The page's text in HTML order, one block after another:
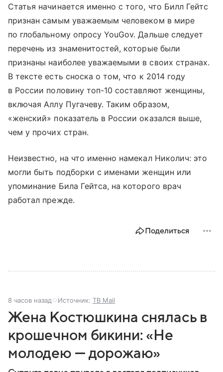
Статья начинается именно с того, что Билл Гейтс
признан самым уважаемым человеком в мире
по глобальному опросу YouGov. Дальше следует
перечень из знаменитостей, которые были
признаны наиболее уважаемыми в своих странах.
В тексте есть сноска о том, что к 2014 году
в России половину топ-10 составляют женщины,
включая Аллу Пугачеву. Таким образом,
«женский» показатель в России оказался выше,
чем у прочих стран.
Неизвестно, на что именно намекал Николич: это
могли быть подборки с именами женщин или
упоминание Била Гейтса, на которого врач
работал прежде.
Поделиться
8 часов назад Источник: ТВ Mail
Жена Костюшкина снялась в
крошечном бикини: «Не
молодею — дорожаю»